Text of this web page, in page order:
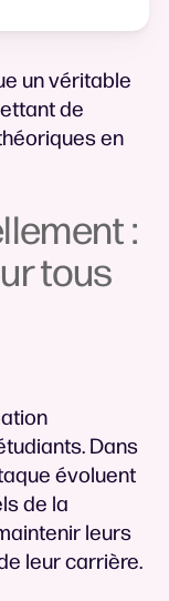
un véritable
de
en
:
tous
Dans
évoluent
de la
leurs
leur carrière.